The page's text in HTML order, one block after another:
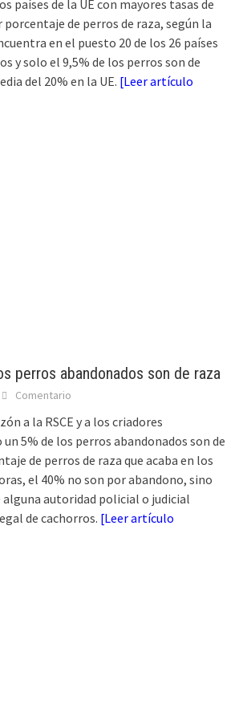
países de la UE con mayores tasas de
de perros de raza, según la
en el puesto 20 de los 26 países
y solo el 9,5% de los perros son de
del 20% en la UE. [Leer artículo
perros abandonados son de raza
Comentario
a la RSCE y a los criadores
5% de los perros abandonados son de
de perros de raza que acaba en los
el 40% no son por abandono, sino
autoridad policial o judicial
de cachorros. [Leer artículo